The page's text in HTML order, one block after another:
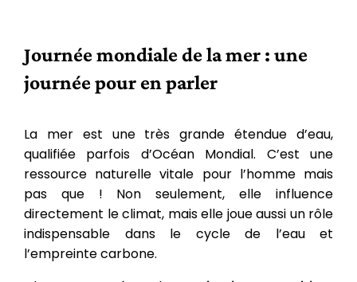
Journée mondiale de la mer : une
journée pour en parler
La mer est une très grande étendue d’eau,
qualifiée parfois d’Océan Mondial. C’est une
ressource naturelle vitale pour l’homme mais
pas que ! Non seulement, elle influence
directement le climat, mais elle joue aussi un rôle
indispensable dans le cycle de l’eau et
l’empreinte carbone.